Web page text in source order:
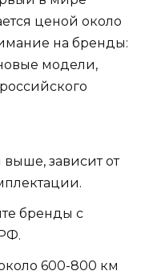
ценой около
на бренды:
модели,
зависит от
бренды с
600-800 км